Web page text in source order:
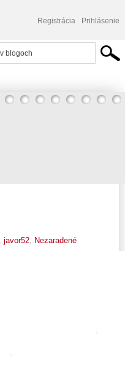
Registrácia Prihlásenie
javor52 Nezaradené